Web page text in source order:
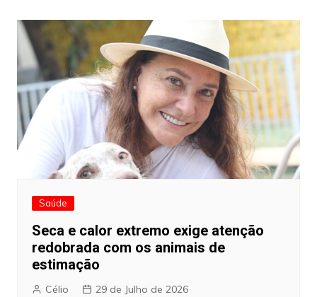
artigos
Saúde
Seca e calor extremo exige atenção
redobrada com os animais de
estimação
Célio 29 de Julho de 2026